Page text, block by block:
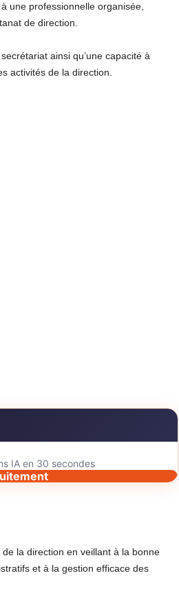
une professionnelle organisée,
de direction.
ainsi qu’une capacité à
activités de la direction.
IA en 30 secondes
la direction en veillant à la bonne
et à la gestion efficace des